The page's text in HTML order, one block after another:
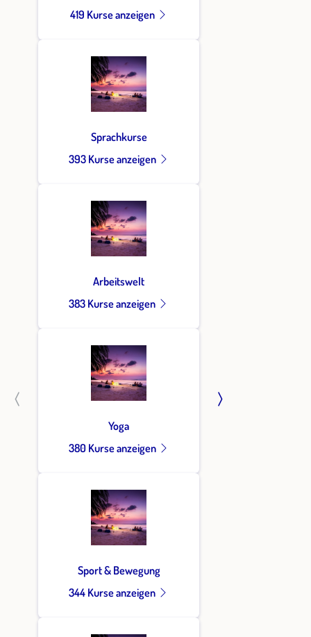
419 Kurse anzeigen
Sprachkurse
393 Kurse anzeigen
Arbeitswelt
383 Kurse anzeigen
Yoga
380 Kurse anzeigen
Sport & Bewegung
344 Kurse anzeigen